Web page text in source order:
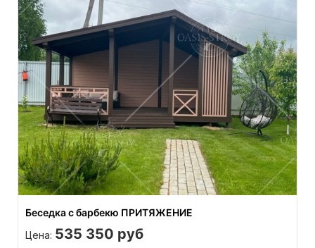
Беседка с барбекю ПРИТЯЖЕНИЕ
Цена: 535 350 руб